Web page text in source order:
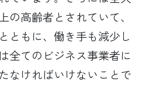
の高齢者とされていて、
ともに、働き手も減少し
全てのビジネス事業者に
なければいけないことで